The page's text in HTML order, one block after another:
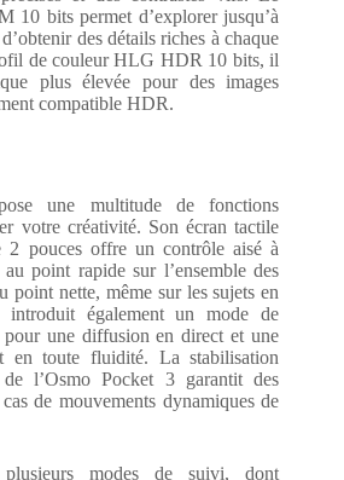
10 bits permet d’explorer jusqu’à
des détails riches à chaque
de couleur HLG HDR 10 bits, il
plus élevée pour des images
compatible HDR.
une multitude de fonctions
votre créativité. Son écran tactile
pouces offre un contrôle aisé à
point rapide sur l’ensemble des
point nette, même sur les sujets en
introduit également un mode de
une diffusion en direct et une
en toute fluidité. La stabilisation
l’Osmo Pocket 3 garantit des
de mouvements dynamiques de
modes de suivi, dont